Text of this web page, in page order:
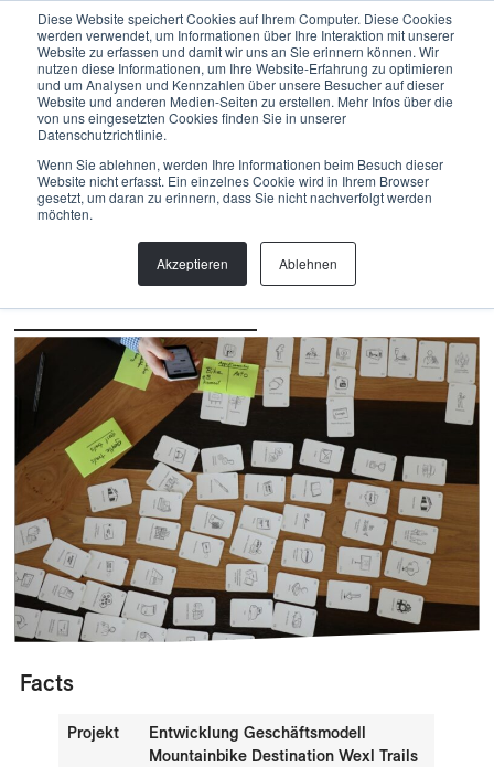
Diese Website speichert Cookies auf Ihrem Computer. Diese Cookies
werden verwendet, um Informationen über Ihre Interaktion mit unserer
Website zu erfassen und damit wir uns an Sie erinnern können. Wir
nutzen diese Informationen, um Ihre Website-Erfahrung zu optimieren
und um Analysen und Kennzahlen über unsere Besucher auf dieser
Website und anderen Medien-Seiten zu erstellen. Mehr Infos über die
von uns eingesetzten Cookies finden Sie in unserer
Datenschutzrichtlinie.
Wenn Sie ablehnen, werden Ihre Informationen beim Besuch dieser
Website nicht erfasst. Ein einzelnes Cookie wird in Ihrem Browser
gesetzt, um daran zu erinnern, dass Sie nicht nachverfolgt werden
möchten.
Akzeptieren Ablehnen
Menu
Back
Bau,Biketrails,Entwicklung
Center,Wissen
GESCHÄFTSMODELL WEXL
TRAILS
Vom Kinderland zur Mountainbike-Destination dank
kompakten Angeboten für die ganze Familie
Facts
Projekt
Entwicklung Geschäftsmodell
Mountainbike Destination Wexl Trails